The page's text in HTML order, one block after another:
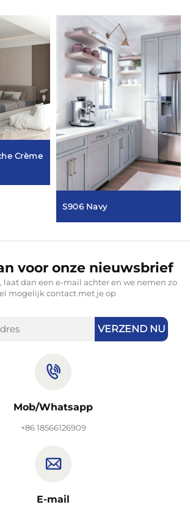
Crème
S906 Navy
voor onze nieuwsbrief
laat dan een e-mail achter en we nemen zo
mogelijk contact met je op
VERZEND NU
Mob/Whatsapp
+86 18566126909
E-mail